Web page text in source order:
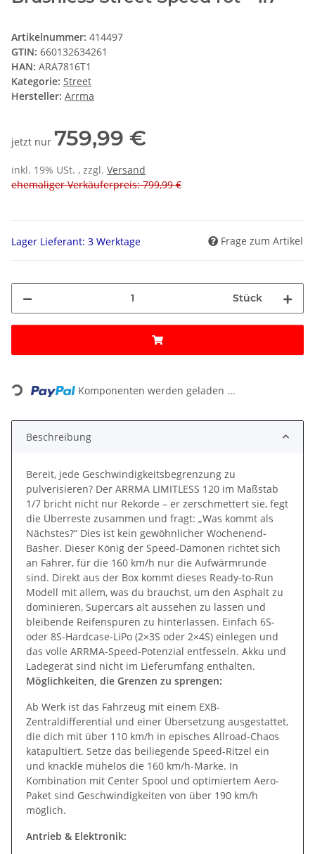
Artikelnummer: 414497
GTIN: 660132634261
HAN: ARA7816T1
Kategorie: Street
Hersteller: Arrma
jetzt nur 759,99 €
inkl. 19% USt. , zzgl. Versand
ehemaliger Verkäuferpreis: 799,99 €
Lager Lieferant: 3 Werktage Frage zum Artikel
Stück
Loading... Komponenten werden geladen ...
Beschreibung
Bereit, jede Geschwindigkeitsbegrenzung zu
pulverisieren? Der ARRMA LIMITLESS 120 im Maßstab
1/7 bricht nicht nur Rekorde – er zerschmettert sie, fegt
die Überreste zusammen und fragt: „Was kommt als
Nächstes?“ Dies ist kein gewöhnlicher Wochenend-
Basher. Dieser König der Speed-Dämonen richtet sich
an Fahrer, für die 160 km/h nur die Aufwärmrunde
sind. Direkt aus der Box kommt dieses Ready-to-Run
Modell mit allem, was du brauchst, um den Asphalt zu
dominieren, Supercars alt aussehen zu lassen und
bleibende Reifenspuren zu hinterlassen. Einfach 6S-
oder 8S-Hardcase-LiPo (2×3S oder 2×4S) einlegen und
das volle ARRMA-Speed-Potenzial entfesseln. Akku und
Ladegerät sind nicht im Lieferumfang enthalten.
Möglichkeiten, die Grenzen zu sprengen:
Ab Werk ist das Fahrzeug mit einem EXB-
Zentraldifferential und einer Übersetzung ausgestattet,
die dich mit über 110 km/h in episches Allroad-Chaos
katapultiert. Setze das beiliegende Speed-Ritzel ein
und knackle mühelos die 160 km/h-Marke. In
Kombination mit Center Spool und optimiertem Aero-
Paket sind Geschwindigkeiten von über 190 km/h
möglich.
Antrieb & Elektronik: